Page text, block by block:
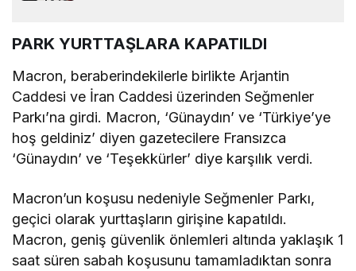
PARK YURTTAŞLARA KAPATILDI
Macron, beraberindekilerle birlikte Arjantin
Caddesi ve İran Caddesi üzerinden Seğmenler
Parkı’na girdi. Macron, ‘Günaydın’ ve ‘Türkiye’ye
hoş geldiniz’ diyen gazetecilere Fransızca
‘Günaydın’ ve ‘Teşekkürler’ diye karşılık verdi.
Macron’un koşusu nedeniyle Seğmenler Parkı,
geçici olarak yurttaşların girişine kapatıldı.
Macron, geniş güvenlik önlemleri altında yaklaşık 1
saat süren sabah koşusunu tamamladıktan sonra